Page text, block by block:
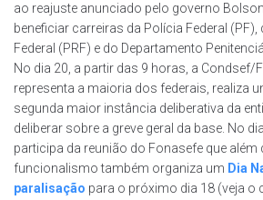
ao reajuste anunciado pelo governo
beneficiar carreiras da Polícia Federal
Federal (PRF) e do Departamento
No dia 20, a partir das 9 horas, a Condsef/
representa a maioria dos federais, realiza
segunda maior instância deliberativa da
deliberar sobre a greve geral da base. No
participa da reunião do Fonasefe que além
funcionalismo também organiza um Dia
paralisação para o próximo dia 18 (veja o